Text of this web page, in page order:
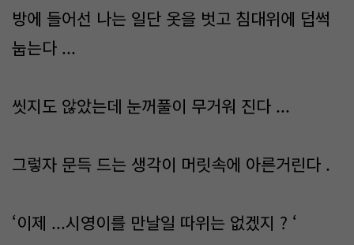
방에 들어선 나는 일단 옷을 벗고 침대위에 덥썩
눕는다 ...
씻지도 않았는데 눈꺼풀이 무거워 진다 ...
그렇자 문득 드는 생각이 머릿속에 아른거린다 .
‘이제 ...시영이를 만날일 따위는 없겠지 ? ‘